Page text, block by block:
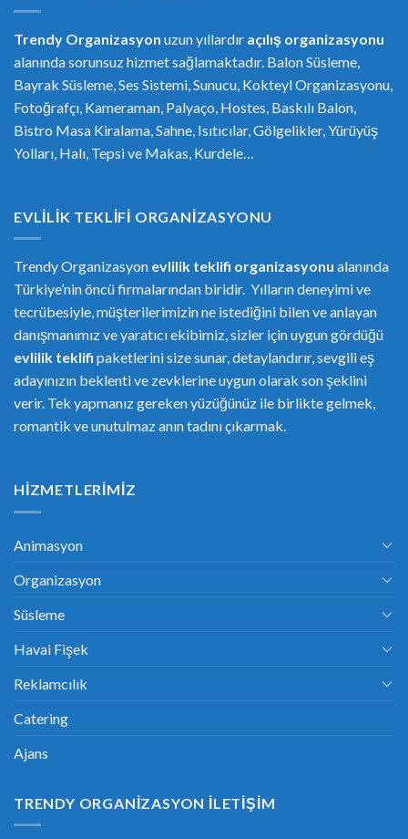
Trendy Organizasyon uzun yıllardır açılış organizasyonu
alanında sorunsuz hizmet sağlamaktadır. Balon Süsleme,
Bayrak Süsleme, Ses Sistemi, Sunucu, Kokteyl Organizasyonu,
Fotoğrafçı, Kameraman, Palyaço, Hostes, Baskılı Balon,
Bistro Masa Kiralama, Sahne, Isıtıcılar, Gölgelikler, Yürüyüş
Yolları, Halı, Tepsi ve Makas, Kurdele…
EVLILIK TEKLIFI ORGANIZASYONU
Trendy Organizasyon evlilik teklifi organizasyonu alanında
Türkiye’nin öncü firmalarından biridir. Yılların deneyimi ve
tecrübesiyle, müşterilerimizin ne istediğini bilen ve anlayan
danışmanımız ve yaratıcı ekibimiz, sizler için uygun gördüğü
evlilik teklifi paketlerini size sunar, detaylandırır, sevgili eş
adayınızın beklenti ve zevklerine uygun olarak son şeklini
verir. Tek yapmanız gereken yüzüğünüz ile birlikte gelmek,
romantik ve unutulmaz anın tadını çıkarmak.
HIZMETLERIMIZ
Animasyon
Organizasyon
Süsleme
Havai Fişek
Reklamcılık
Catering
Ajans
TRENDY ORGANIZASYON İLETIŞIM